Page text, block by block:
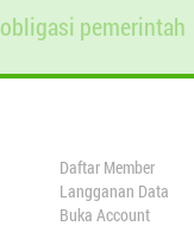
obligasi pemerintah
Daftar Member
Langganan Data
Buka Account